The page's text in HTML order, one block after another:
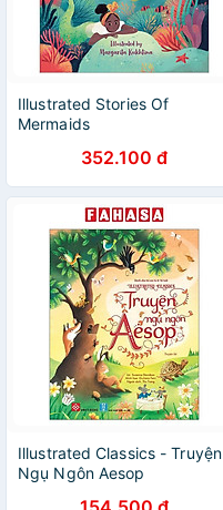
Illustrated Stories Of
Mermaids
352.100 đ
Illustrated Classics - Truyện
Ngụ Ngôn Aesop